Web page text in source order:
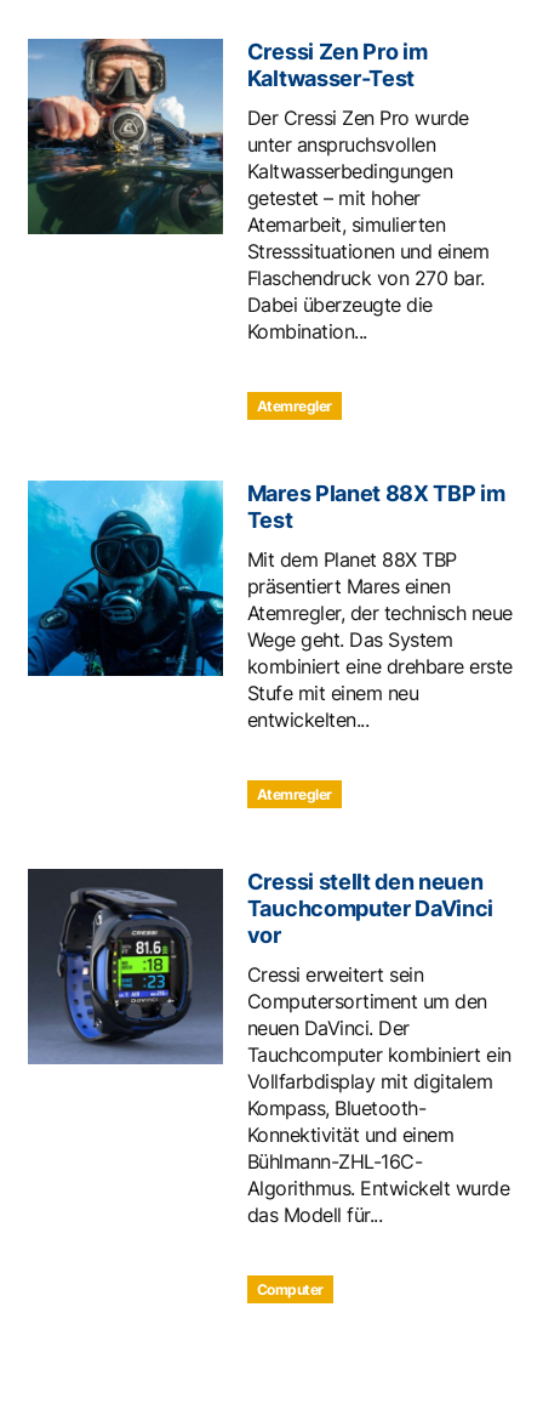
Cressi Zen Pro im
Kaltwasser-Test
Der Cressi Zen Pro wurde
unter anspruchsvollen
Kaltwasserbedingungen
getestet – mit hoher
Atemarbeit, simulierten
Stresssituationen und einem
Flaschendruck von 270 bar.
Dabei überzeugte die
Kombination...
Atemregler
Mares Planet 88X TBP im
Test
Mit dem Planet 88X TBP
präsentiert Mares einen
Atemregler, der technisch neue
Wege geht. Das System
kombiniert eine drehbare erste
Stufe mit einem neu
entwickelten...
Atemregler
Cressi stellt den neuen
Tauchcomputer DaVinci
vor
Cressi erweitert sein
Computersortiment um den
neuen DaVinci. Der
Tauchcomputer kombiniert ein
Vollfarbdisplay mit digitalem
Kompass, Bluetooth-
Konnektivität und einem
Bühlmann-ZHL-16C-
Algorithmus. Entwickelt wurde
das Modell für...
Computer